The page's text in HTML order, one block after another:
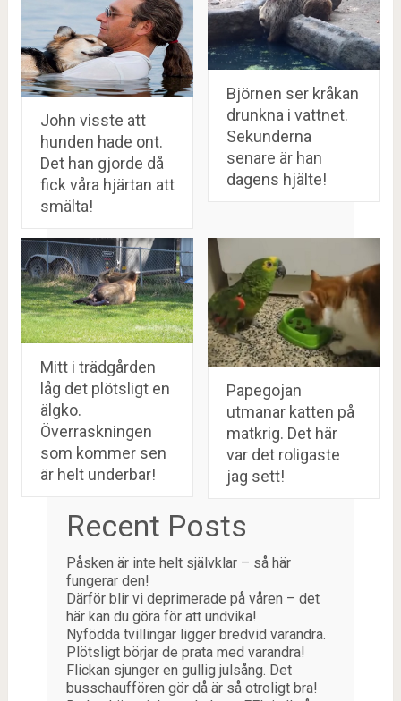
John visste att
hunden hade ont.
Det han gjorde då
fick våra hjärtan att
smälta!
Björnen ser kråkan
drunkna i vattnet.
Sekunderna
senare är han
dagens hjälte!
Mitt i trädgården
låg det plötsligt en
älgko.
Överraskningen
som kommer sen
är helt underbar!
Papegojan
utmanar katten på
matkrig. Det här
var det roligaste
jag sett!
Recent Posts
Påsken är inte helt självklar – så här
fungerar den!
Därför blir vi deprimerade på våren – det
här kan du göra för att undvika!
Nyfödda tvillingar ligger bredvid varandra.
Plötsligt börjar de prata med varandra!
Flickan sjunger en gullig julsång. Det
busschauffören gör då är så otroligt bra!